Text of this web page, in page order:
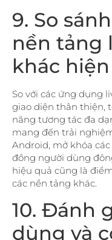
9. So
nền tảng
khác
So với các ứng dụng
giao diện thân thiện,
năng tương tác đa
mang đến trải
Android, mở khóa
đồng người dùng
hiệu quả cũng là
các nền tảng khác.
10. Đánh
dùng và